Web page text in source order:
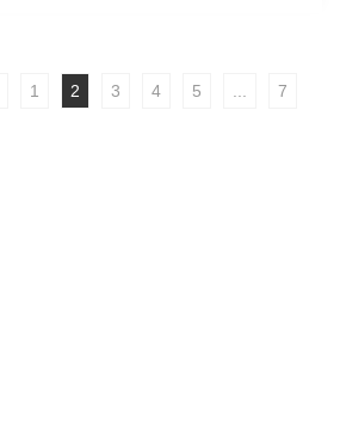
1 2 3 4 5
7